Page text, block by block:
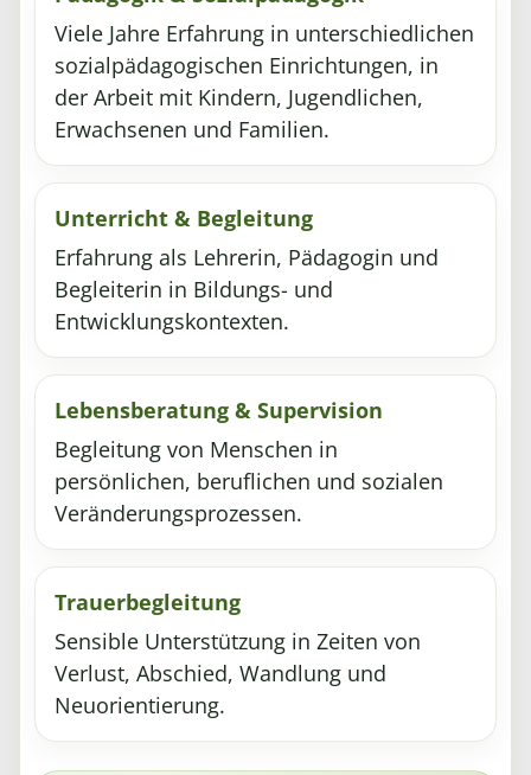
Viele Jahre Erfahrung in unterschiedlichen
sozialpädagogischen Einrichtungen, in
der Arbeit mit Kindern, Jugendlichen,
Erwachsenen und Familien.
Unterricht & Begleitung
Erfahrung als Lehrerin, Pädagogin und
Begleiterin in Bildungs- und
Entwicklungskontexten.
Lebensberatung & Supervision
Begleitung von Menschen in
persönlichen, beruflichen und sozialen
Veränderungsprozessen.
Trauerbegleitung
Sensible Unterstützung in Zeiten von
Verlust, Abschied, Wandlung und
Neuorientierung.